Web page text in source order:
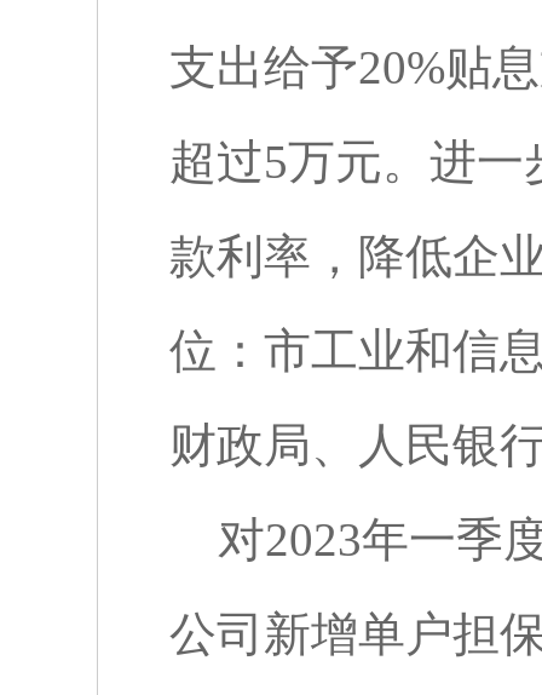
支出给予20%贴
超过5万元。进一
款利率，降低企
位：市工业和信
财政局、人民银
对2023年一季
公司新增单户担